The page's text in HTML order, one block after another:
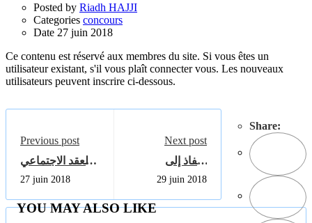
Posted by Riadh HAJJI
Categories concours
Date 27 juin 2018
Ce contenu est réservé aux membres du site. Si vous êtes un
utilisateur existant, s'il vous plaît connecter vous. Les nouveaux
utilisateurs peuvent inscrire ci-dessous.
Share:
Previous post
العقد الاجتماعي
التمرين الثاني
27 juin 2018
Next post
النفاذ إلى
المعلومة التمرين
29 juin 2018
YOU MAY ALSO LIKE